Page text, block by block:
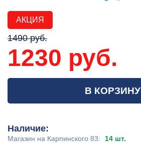
АКЦИЯ
1490 руб.
1230 руб.
В КОРЗИНУ
Наличие:
Магазин на Карпинского 83:
14 шт.